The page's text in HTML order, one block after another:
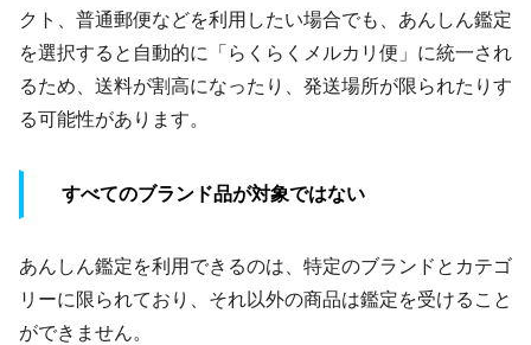
クト、普通郵便などを利用したい場合でも、あんしん鑑定
を選択すると自動的に「らくらくメルカリ便」に統一され
るため、送料が割高になったり、発送場所が限られたりす
る可能性があります。
すべてのブランド品が対象ではない
あんしん鑑定を利用できるのは、特定のブランドとカテゴ
リーに限られており、それ以外の商品は鑑定を受けること
ができません。